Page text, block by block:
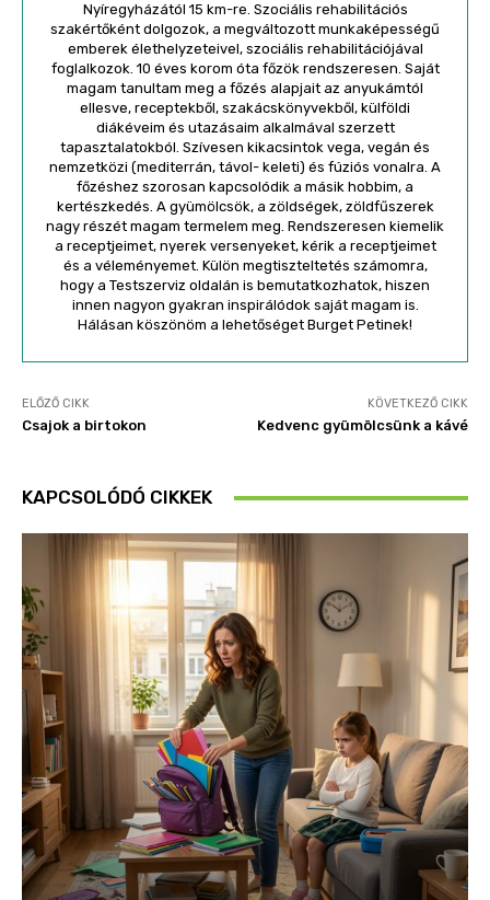
Nyíregyházától 15 km-re. Szociális rehabilitációs
szakértőként dolgozok, a megváltozott munkaképességű
emberek élethelyzeteivel, szociális rehabilitációjával
foglalkozok. 10 éves korom óta főzök rendszeresen. Saját
magam tanultam meg a főzés alapjait az anyukámtól
ellesve, receptekből, szakácskönyvekből, külföldi
diákéveim és utazásaim alkalmával szerzett
tapasztalatokból. Szívesen kikacsintok vega, vegán és
nemzetközi (mediterrán, távol- keleti) és fúziós vonalra. A
főzéshez szorosan kapcsolódik a másik hobbim, a
kertészkedés. A gyümölcsök, a zöldségek, zöldfűszerek
nagy részét magam termelem meg. Rendszeresen kiemelik
a receptjeimet, nyerek versenyeket, kérik a receptjeimet
és a véleményemet. Külön megtiszteltetés számomra,
hogy a Testszerviz oldalán is bemutatkozhatok, hiszen
innen nagyon gyakran inspirálódok saját magam is.
Hálásan köszönöm a lehetőséget Burget Petinek!
ELŐZŐ CIKK
Csajok a birtokon
KÖVETKEZŐ CIKK
Kedvenc gyümölcsünk a kávé
KAPCSOLÓDÓ CIKKEK